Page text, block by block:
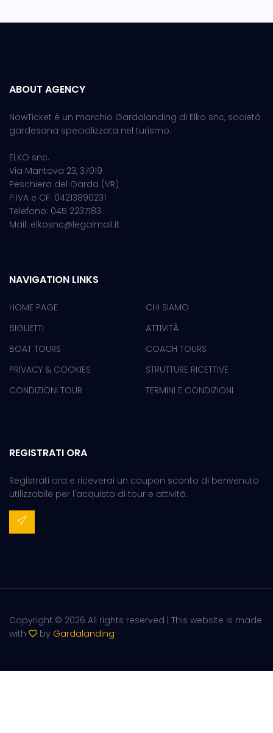
ABOUT AGENCY
NowTicket è un marchio Gardalanding di Elko snc, società
gardesana specializzata nel turismo.
ELKO snc.
Via Mantova 23, 37019
Peschiera del Garda (VR)
P.IVA e CF: 04213890231
Telefono: 045 2237183
Mail: elkosnc@legalmail.it
NAVIGATION LINKS
HOME PAGE
BIGLIETTI
BOAT TOURS
PRIVACY & COOKIES
CONDIZIONI TOUR
CHI SIAMO
ATTIVITÀ
COACH TOURS
STRUTTURE RICETTIVE
TERMINI E CONDIZIONI
REGISTRATI ORA
Registrati ora e riceverai un coupon sconto di benvenuto
utilizzabile per l'acquisto di tour e attività.
Copyright © 2026 All rights reserved | This website is made
with
by Gardalanding